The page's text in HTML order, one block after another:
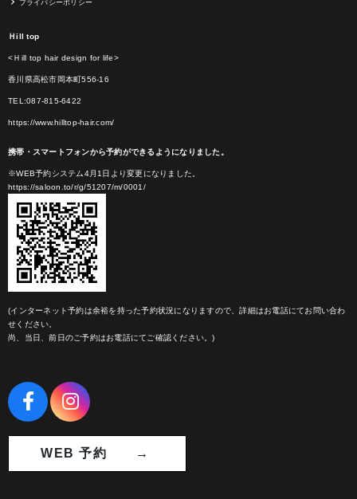
プライバシーポリシー
Ｈill top
<Ｈill top hair design for life>
香川県高松市岡本町556-16
TEL:087-815-6422
https://www.hilltop-hair.com/
携帯・スマートフォンから予約ができるようになりました。
※WEB予約システム4月1日より変更になりました。
https://saloon.to/r/g/51207/m/0001/
(インターネット予約は余裕を持った予約状況になりますので、詳細はお電話にてお問い合わ
せください。
尚、当日、前日のご予約はお電話にてご確認ください。)
WEB 予約 →